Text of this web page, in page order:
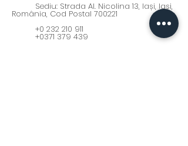
Sediu: Strada Al. Nicolina 13, Iași, Iași,
România, Cod Postal 700221
+0 232 210 911
+0371 379 439